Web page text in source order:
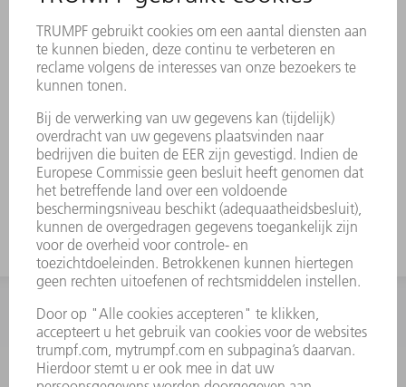
daardoor wisselen.
Volledig gereviseerde producten (R)
worden in de E-Shop slechts
weergegeven. Bij vragen over de
beschikbaarheid en over bestellingen van
volledig gereviseerde producten wordt u
verzocht om contact op te nemen met
onze klantenservice.
INFORMATIE
Veel gestelde vragen
Algemene voorwaarden